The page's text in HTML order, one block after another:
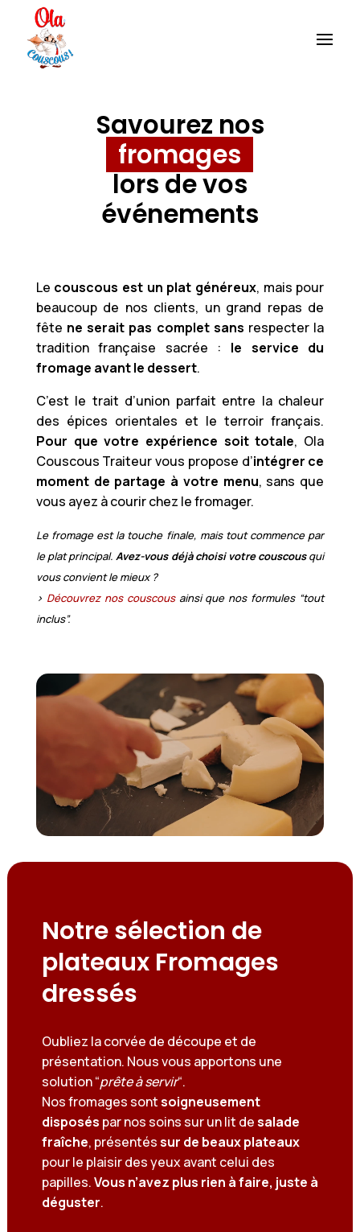
Savourez nos
fromages
lors de vos
événements
Le couscous est un plat généreux, mais pour
beaucoup de nos clients, un grand repas de
fête ne serait pas complet sans respecter la
tradition française sacrée : le service du
fromage avant le dessert.
C’est le trait d’union parfait entre la chaleur
des épices orientales et le terroir français.
Pour que votre expérience soit totale, Ola
Couscous Traiteur vous propose d’intégrer ce
moment de partage à votre menu, sans que
vous ayez à courir chez le fromager.
Le fromage est la touche finale, mais tout commence par
le plat principal.Avez-vous déjà choisi votre couscousqui
vous convient le mieux ?
> Découvrez nos couscousainsi que nos formules “tout
inclus”.
Notre sélection de
plateaux Fromages
dressés
Oubliez la corvée de découpe et de
présentation. Nous vous apportons une
solution “prête à servir“.
Nos fromages sontsoigneusement
disposés par nos soins sur un lit desalade
fraîche, présentéssur de beaux plateaux
pour le plaisir des yeux avant celui des
papilles.Vous n’avez plus rien à faire, juste à
déguster.